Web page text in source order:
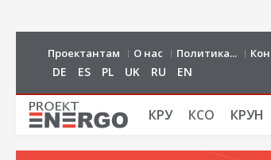
Проектантам О нас Политика...
DE ES PL UK RU EN
КРУ КСО КРУН